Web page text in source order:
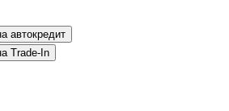
на автокредит
на Trade-In